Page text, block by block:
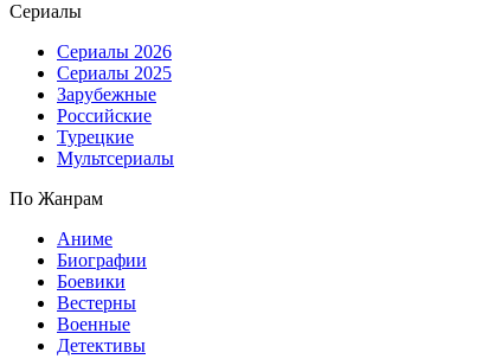
Сериалы
Сериалы 2026
Сериалы 2025
Зарубежные
Российские
Турецкие
Мультсериалы
По Жанрам
Аниме
Биографии
Боевики
Вестерны
Военные
Детективы